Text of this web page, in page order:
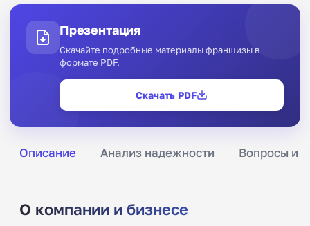
Описание Анализ надежности Вопросы и
О компании и бизнесе
Презентация
Скачайте подробные материалы франшизы в
формате PDF.
Скачать PDF